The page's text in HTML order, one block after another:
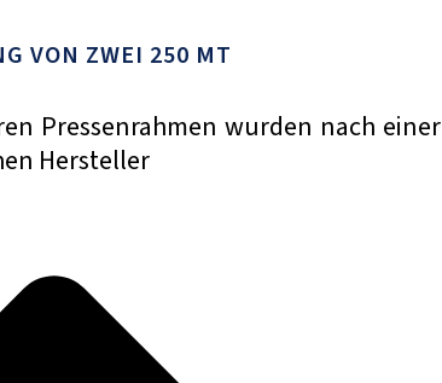
VON ZWEI 250 MT
Pressenrahmen wurden nach einer
Hersteller